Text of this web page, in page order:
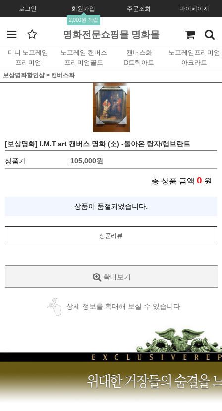
로그인 회원가입
2,000원 적립
주문조회 마이페이지
명화전문쇼핑몰 명화몰
미니 노프레임 노프레임 캔버스 캔버스화
노프레임프리미엄
프리미엄
프리미엄골드 D트릭아트 아크라트
보상명화할인샵> 캔버스화
[보상명화] I.M.T art 캔버스 명화 (소) -돌아온 탕자/램브란트
상품가 105,000원
총 상품 금액 0 원
상품이 품절되었습니다.
상품리뷰
확대보기
상세 정보를 확대해 보실 수 있습니다